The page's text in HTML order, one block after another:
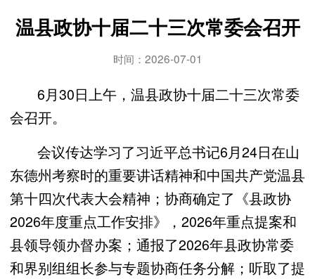
温县政协十届二十三次常委会召开
时间：2026-07-01
6月30日上午，温县政协十届二十三次常委
会召开。
会议传达学习了习近平总书记6月24日在山
东德州考察时的重要讲话精神和中国共产党温县
第十四次代表大会精神；协商确定了《县政协
2026年度重点工作安排》，2026年重点提案和
县领导领办督办案；通报了2026年县政协常委
和界别组组长参与专题协商任务分解；听取了提